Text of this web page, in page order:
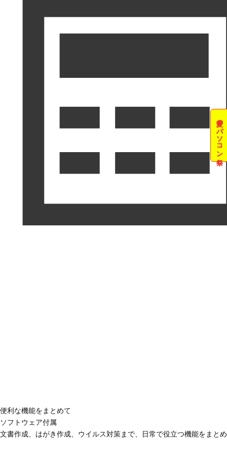
夏のパソコン祭
便利な機能をまとめて
ソフトウェア付属
文書作成、はがき作成、ウイルス対策まで、日常で役立つ機能をまと